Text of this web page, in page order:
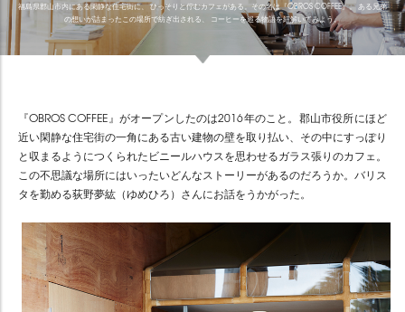
福島県郡山市内にある閑静な住宅街に、 ひっそりと佇むカフェがある。その名は『OBROS COFFEE』。 ある兄弟
の想いが詰まったこの場所で紡ぎ出される、 コーヒーを巡る物語を紐解いてみよう。
『OBROS COFFEE』がオープンしたのは2016年のこと。郡山市役所にほど
近い閑静な住宅街の一角にある古い建物の壁を取り払い、その中にすっぽり
と収まるようにつくられたビニールハウスを思わせるガラス張りのカフェ。
この不思議な場所にはいったいどんなストーリーがあるのだろうか。バリス
タを勤める荻野夢紘（ゆめひろ）さんにお話をうかがった。